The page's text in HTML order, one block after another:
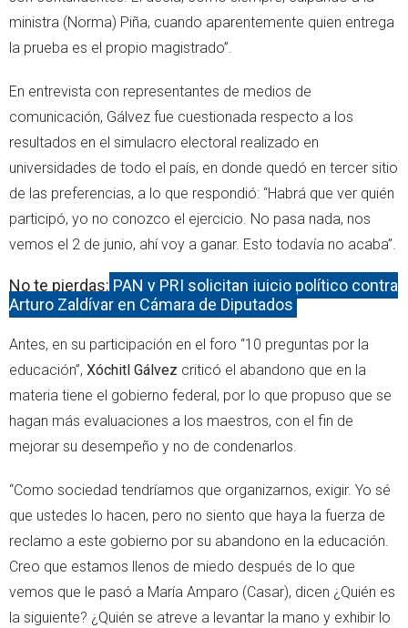
ministra (Norma) Piña, cuando aparentemente quien entrega
la prueba es el propio magistrado”.
En entrevista con representantes de medios de
comunicación, Gálvez fue cuestionada respecto a los
resultados en el simulacro electoral realizado en
universidades de todo el país, en donde quedó en tercer sitio
de las preferencias, a lo que respondió: “Habrá que ver quién
participó, yo no conozco el ejercicio. No pasa nada, nos
vemos el 2 de junio, ahí voy a ganar. Esto todavía no acaba”.
No te pierdas: PAN y PRI solicitan juicio político contra
Arturo Zaldívar en Cámara de Diputados
Antes, en su participación en el foro “10 preguntas por la
educación”, Xóchitl Gálvez criticó el abandono que en la
materia tiene el gobierno federal, por lo que propuso que se
hagan más evaluaciones a los maestros, con el fin de
mejorar su desempeño y no de condenarlos.
“Como sociedad tendríamos que organizarnos, exigir. Yo sé
que ustedes lo hacen, pero no siento que haya la fuerza de
reclamo a este gobierno por su abandono en la educación.
Creo que estamos llenos de miedo después de lo que
vemos que le pasó a María Amparo (Casar), dicen ¿Quién es
la siguiente? ¿Quién se atreve a levantar la mano y exhibir lo